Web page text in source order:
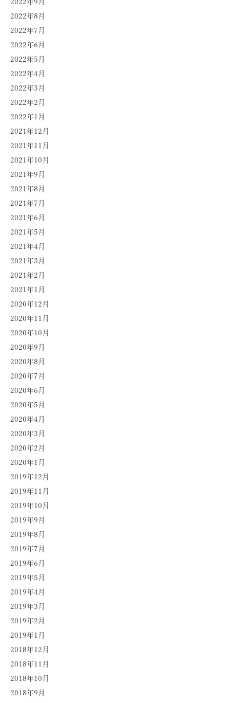
2022年9月
2022年8月
2022年7月
2022年6月
2022年5月
2022年4月
2022年3月
2022年2月
2022年1月
2021年12月
2021年11月
2021年10月
2021年9月
2021年8月
2021年7月
2021年6月
2021年5月
2021年4月
2021年3月
2021年2月
2021年1月
2020年12月
2020年11月
2020年10月
2020年9月
2020年8月
2020年7月
2020年6月
2020年5月
2020年4月
2020年3月
2020年2月
2020年1月
2019年12月
2019年11月
2019年10月
2019年9月
2019年8月
2019年7月
2019年6月
2019年5月
2019年4月
2019年3月
2019年2月
2019年1月
2018年12月
2018年11月
2018年10月
2018年9月